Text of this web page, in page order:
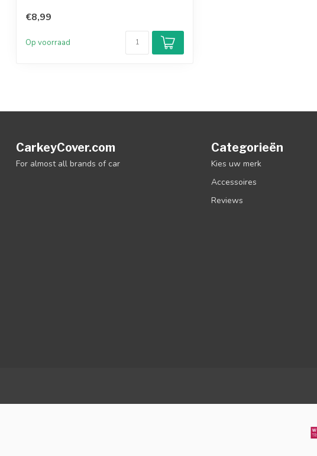
€8,99
Op voorraad
CarkeyCover.com
For almost all brands of car
Categorieën
Kies uw merk
Accessoires
Reviews